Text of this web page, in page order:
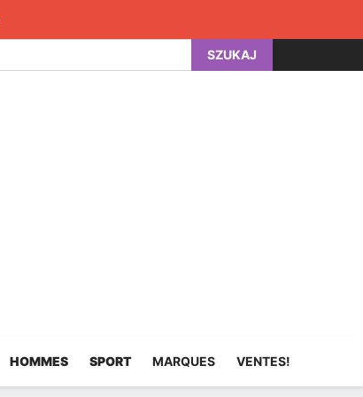
SZUKAJ
HOMMES SPORT MARQUES VENTES!